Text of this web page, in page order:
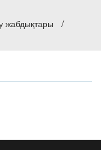
жабдықтары